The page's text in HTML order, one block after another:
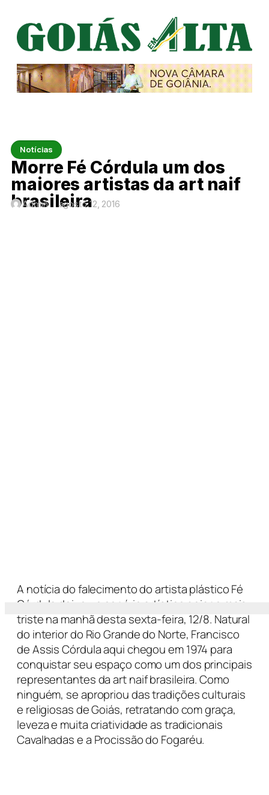
Notícias
Morre Fé Córdula um dos
maiores artistas da art naif
brasileira
Admin agosto 12, 2016
A notícia do falecimento do artista plástico Fé
Córdula deixou o cenário artístico goiano mais
triste na manhã desta sexta-feira, 12/8. Natural
do interior do Rio Grande do Norte, Francisco
de Assis Córdula aqui chegou em 1974 para
conquistar seu espaço como um dos principais
representantes daart naifbrasileira. Como
ninguém, se apropriou das tradições culturais
e religiosas de Goiás, retratando com graça,
leveza e muita criatividade as tradicionais
Cavalhadas e a Procissão do Fogaréu.